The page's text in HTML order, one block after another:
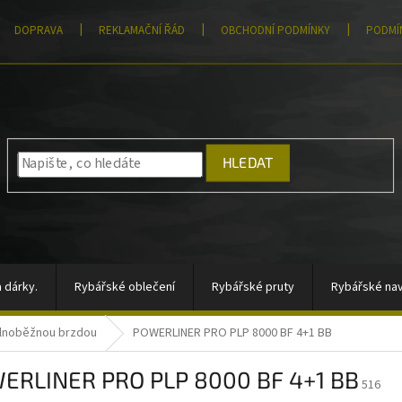
DOPRAVA REKLAMAČNÍ ŘÁD OBCHODNÍ PODMÍNKY
HLEDAT
dárky. Rybářské oblečení Rybářské pruty Rybářské
sady signalizátorů Vlasce a šňůry Totální výprodej
Moře AKCE Pomůcky k zakrmování Jigové hlavy
brzdou POWERLINER PRO PLP 8000 BF 4+1 BB
PRO PLP 8000 BF 4+1 BB 516